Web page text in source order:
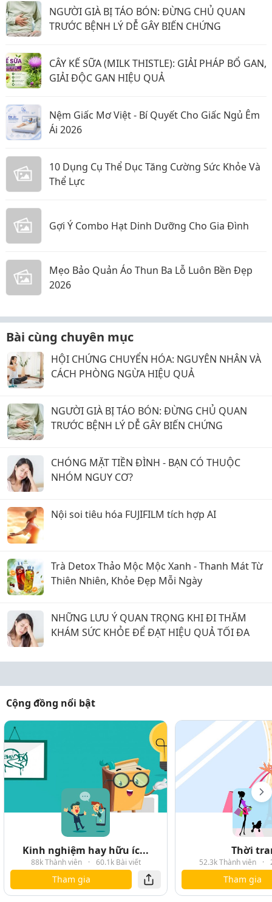
NGƯỜI GIÀ BỊ TÁO BÓN: ĐỪNG CHỦ QUAN
TRƯỚC BỆNH LÝ DỄ GÂY BIẾN CHỨNG
CÂY KẾ SỮA (MILK THISTLE): GIẢI PHÁP BỔ GAN,
GIẢI ĐỘC GAN HIỆU QUẢ
Nệm Giấc Mơ Việt - Bí Quyết Cho Giấc Ngủ Êm
Ái 2026
10 Dụng Cụ Thể Dục Tăng Cường Sức Khỏe Và
Thể Lực
Gợi Ý Combo Hạt Dinh Dưỡng Cho Gia Đình
Mẹo Bảo Quản Áo Thun Ba Lỗ Luôn Bền Đẹp
2026
Bài cùng chuyên mục
HỘI CHỨNG CHUYỂN HÓA: NGUYÊN NHÂN VÀ
CÁCH PHÒNG NGỪA HIỆU QUẢ
NGƯỜI GIÀ BỊ TÁO BÓN: ĐỪNG CHỦ QUAN
TRƯỚC BỆNH LÝ DỄ GÂY BIẾN CHỨNG
CHÓNG MẶT TIỀN ĐÌNH - BẠN CÓ THUỘC
NHÓM NGUY CƠ?
Nội soi tiêu hóa FUJIFILM tích hợp AI
Trà Detox Thảo Mộc Mộc Xanh - Thanh Mát Từ
Thiên Nhiên, Khỏe Đẹp Mỗi Ngày
NHỮNG LƯU Ý QUAN TRỌNG KHI ĐI THĂM
KHÁM SỨC KHỎE ĐỂ ĐẠT HIỆU QUẢ TỐI ĐA
Cộng đồng nổi bật
Kinh nghiệm hay hữu íc...
88k Thành viên · 60.1k Bài viết
Tham gia
Thời
52.3k Thành viên ·
Tham gia